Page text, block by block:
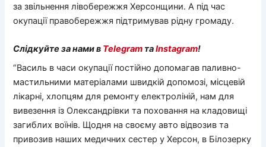
за звільнення лівобережжя Херсонщини. А під час
окупації правобережжя підтримував рідну громаду.
Слідкуйте за нами в Telegram таInstagram!
“Василь в часи окупації постійно допомагав паливно-
мастильними матеріалами швидкій допомозі, місцевій
лікарні, хлопцям для ремонту електроліній, нам для
вивезення із Олександрівки та поховання на кладовищі
загиблих воїнів. Щодня на своєму авто відвозив та
привозив наших медичних сестер у Херсон, в Білозерку